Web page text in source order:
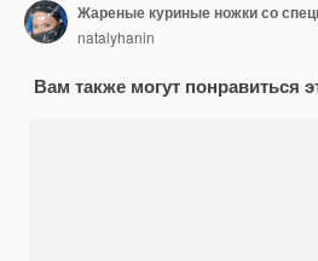
Жареные куриные ножки со
natalyhanin
Вам также могут понравиться